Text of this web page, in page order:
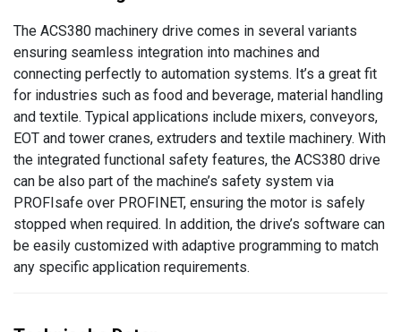
The ACS380 machinery drive comes in several variants
ensuring seamless integration into machines and
connecting perfectly to automation systems. It’s a great fit
for industries such as food and beverage, material handling
and textile. Typical applications include mixers, conveyors,
EOT and tower cranes, extruders and textile machinery. With
the integrated functional safety features, the ACS380 drive
can be also part of the machine’s safety system via
PROFIsafe over PROFINET, ensuring the motor is safely
stopped when required. In addition, the drive’s software can
be easily customized with adaptive programming to match
any specific application requirements.